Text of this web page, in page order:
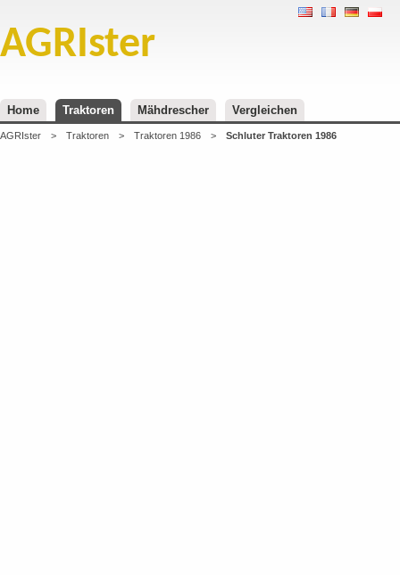
AGRIster
Home Traktoren Mähdrescher Vergleichen
AGRIster > Traktoren > Traktoren 1986 > Schluter Traktoren 1986